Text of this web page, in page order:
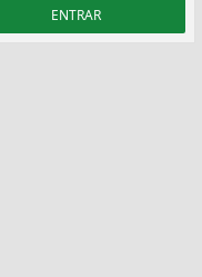
ENTRAR